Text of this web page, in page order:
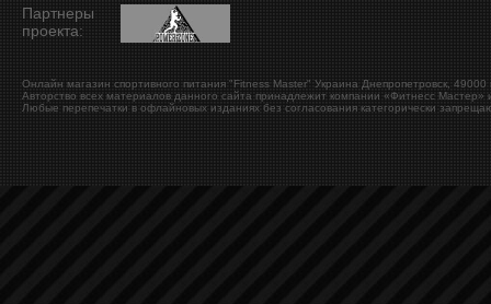
Партнеры
проекта:
Онлайн магазин спортивного питания "Fitness Master" Украина Днепропетровск, 49000
Авторство всех материалов данного сайта принадлежит компании «Фитнесс Мастер»
Любые перепечатки в офлайновых изданиях без согласования категорически